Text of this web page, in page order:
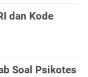
dan Kode
Soal Psikotes